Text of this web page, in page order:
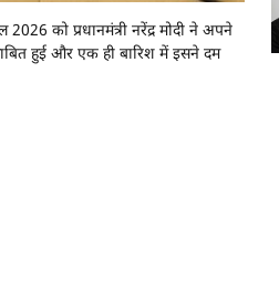
को प्रधानमंत्री नरेंद्र मोदी ने अपने
हुई और एक ही बारिश में इसने दम